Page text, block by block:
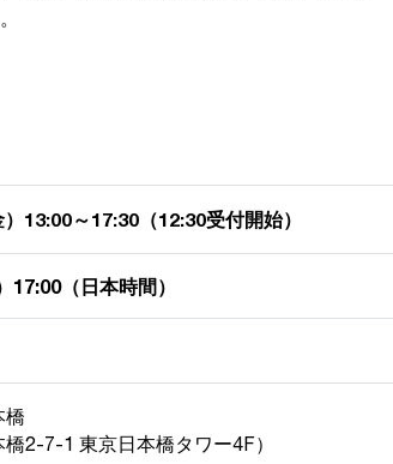
13:00～17:30（12:30受付開始）
17:00（日本時間）
橋
橋2-7-1 東京日本橋タワー4F）